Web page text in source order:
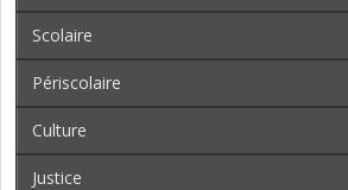
Scolaire
Périscolaire
Culture
Justice